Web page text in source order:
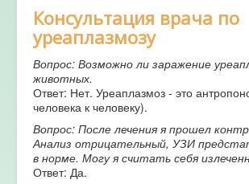
Консультация врача по
уреаплазмозу
Вопрос: Возможно ли заражение
животных.
Ответ: Нет. Уреаплазмоз - это
человека к человеку).
Вопрос: После лечения я прошел
Анализ отрицательный, УЗИ
в норме. Могу я считать себя
Ответ: Да.